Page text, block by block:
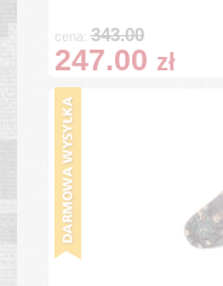
cena:343.00
247.00 zł